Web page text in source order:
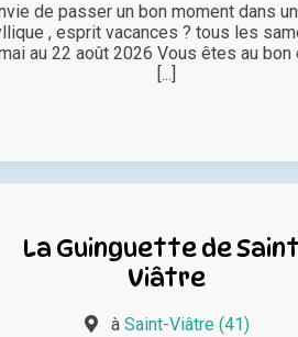
de passer un bon moment dans
, esprit vacances ? tous les
au 22 août 2026 Vous êtes au bon
[...]
La Guinguette de
Viâtre
à Saint-Viâtre (41)